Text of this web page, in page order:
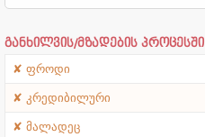
განხილვის/მზადების პროცესში
ფროდი
კრედიბილური
მალადეც